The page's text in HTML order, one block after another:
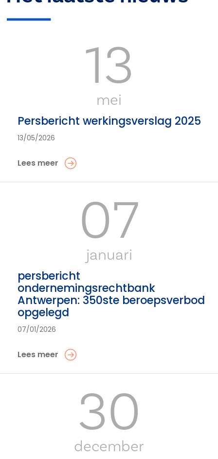
13
mei
Persbericht werkingsverslag 2025
13/05/2026
Lees meer
07
januari
persbericht
ondernemingsrechtbank
Antwerpen: 350ste beroepsverbod
opgelegd
07/01/2026
Lees meer
30
december